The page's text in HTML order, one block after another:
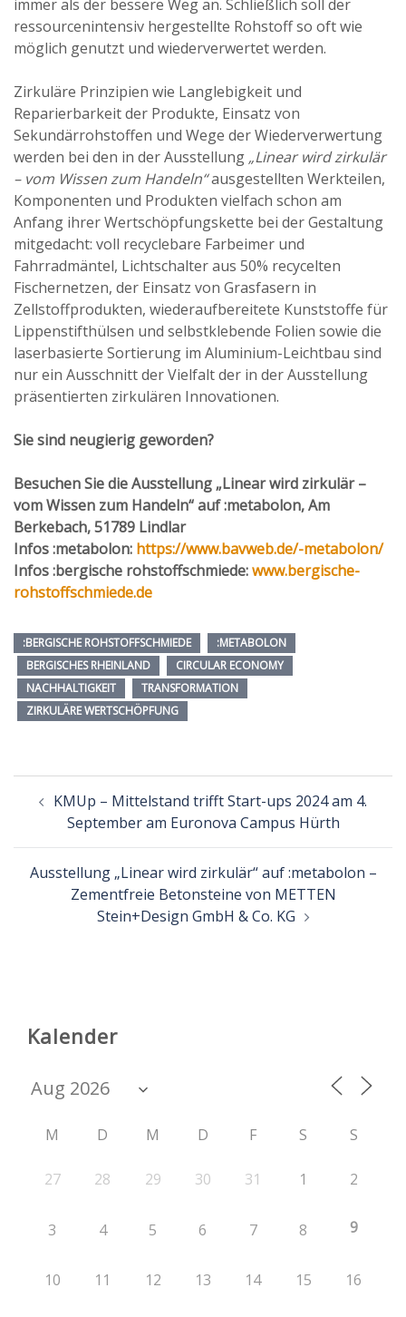
immer als der bessere Weg an. Schließlich soll der
ressourcenintensiv hergestellte Rohstoff so oft wie
möglich genutzt und wiederverwertet werden.
Zirkuläre Prinzipien wie Langlebigkeit und
Reparierbarkeit der Produkte, Einsatz von
Sekundärrohstoffen und Wege der Wiederverwertung
werden bei den in der Ausstellung „Linear wird zirkulär
– vom Wissen zum Handeln“ausgestellten Werkteilen,
Komponenten und Produkten vielfach schon am
Anfang ihrer Wertschöpfungskette bei der Gestaltung
mitgedacht: voll recyclebare Farbeimer und
Fahrradmäntel, Lichtschalter aus 50% recycelten
Fischernetzen, der Einsatz von Grasfasern in
Zellstoffprodukten, wiederaufbereitete Kunststoffe für
Lippenstifthülsen und selbstklebende Folien sowie die
laserbasierte Sortierung im Aluminium-Leichtbau sind
nur ein Ausschnitt der Vielfalt der in der Ausstellung
präsentierten zirkulären Innovationen.
Sie sind neugierig geworden?
Besuchen Sie die Ausstellung „Linear wird zirkulär –
vom Wissen zum Handeln“ auf :metabolon, Am
Berkebach, 51789 Lindlar
Infos :metabolon: https://www.bavweb.de/-metabolon/
Infos :bergische rohstoffschmiede:www.bergische-
rohstoffschmiede.de
:BERGISCHE ROHSTOFFSCHMIEDE
:METABOLON
BERGISCHES RHEINLAND
CIRCULAR ECONOMY
NACHHALTIGKEIT
TRANSFORMATION
ZIRKULÄRE WERTSCHÖPFUNG
Beitragsnavigation
KMUp – Mittelstand trifft Start-ups 2024 am 4.
September am Euronova Campus Hürth
Ausstellung „Linear wird zirkulär“ auf :metabolon –
Zementfreie Betonsteine von METTEN
Stein+Design GmbH & Co. KG
Kalender
M D M D F S S
27 28 29 30 31 1 2
3 4 5 6 7 8 9
10 11 12 13 14 15 16